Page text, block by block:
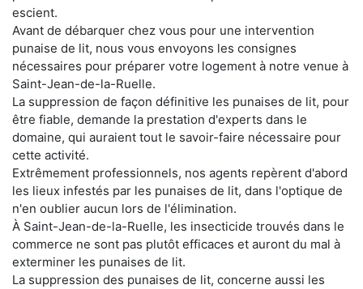
escient.
Avant de débarquer chez vous pour une intervention
punaise de lit, nous vous envoyons les consignes
nécessaires pour préparer votre logement à notre venue à
Saint-Jean-de-la-Ruelle.
La suppression de façon définitive les punaises de lit, pour
être fiable, demande la prestation d'experts dans le
domaine, qui auraient tout le savoir-faire nécessaire pour
cette activité.
Extrêmement professionnels, nos agents repèrent d'abord
les lieux infestés par les punaises de lit, dans l'optique de
n'en oublier aucun lors de l'élimination.
À Saint-Jean-de-la-Ruelle, les insecticide trouvés dans le
commerce ne sont pas plutôt efficaces et auront du mal à
exterminer les punaises de lit.
La suppression des punaises de lit, concerne aussi les